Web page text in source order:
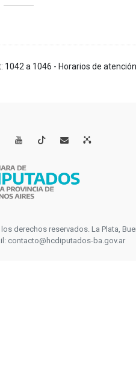
1042 a 1046 - Horarios de
  
derechos reservados. La Plata,
contacto@hcdiputados-ba.gov.ar